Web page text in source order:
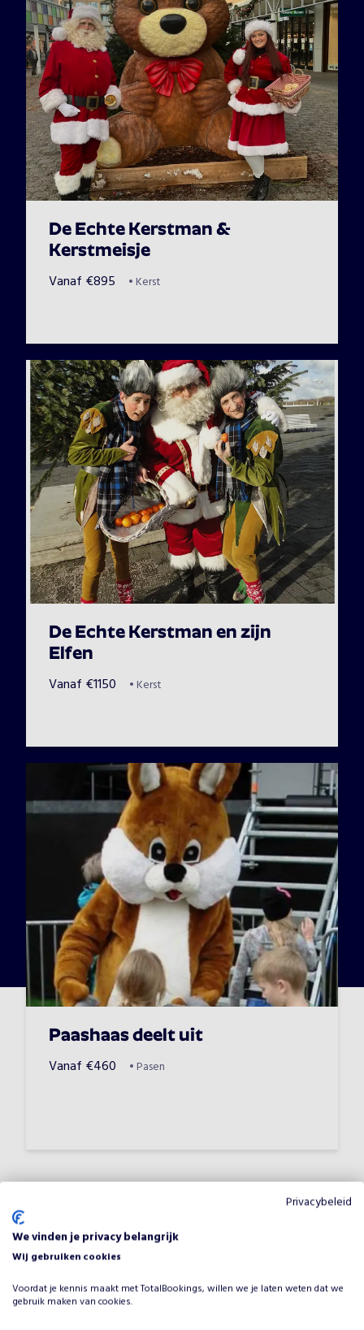
De Echte Kerstman &
Kerstmeisje
Vanaf €895 • Kerst
De Echte Kerstman en zijn
Elfen
Vanaf €1150 • Kerst
Paashaas deelt uit
Vanaf €460 • Pasen
Waarom De Echte Kerstman en
zijn Kerstmeisjes boeken voor
jouw evenement?
Het plannen van een evenement brengt veel keuzes met
Privacybeleid
We vinden je privacy belangrijk
Wij gebruiken cookies
Voordat je kennis maakt met TotalBookings, willen we je laten weten dat we
gebruik maken van cookies.